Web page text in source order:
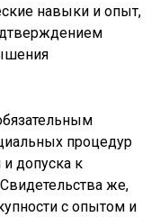
навыки и опыт,
процедур
и допуска к
же,
с опытом и